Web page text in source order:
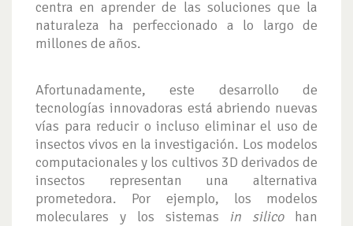
centra en aprender de las soluciones que la
naturaleza ha perfeccionado a lo largo de
millones de años.
Afortunadamente, este desarrollo de
tecnologías innovadoras está abriendo nuevas
vías para reducir o incluso eliminar el uso de
insectos vivos en la investigación. Los modelos
computacionales y los cultivos 3D derivados de
insectos representan una alternativa
prometedora. Por ejemplo, los modelos
moleculares y los sistemas in silicohan